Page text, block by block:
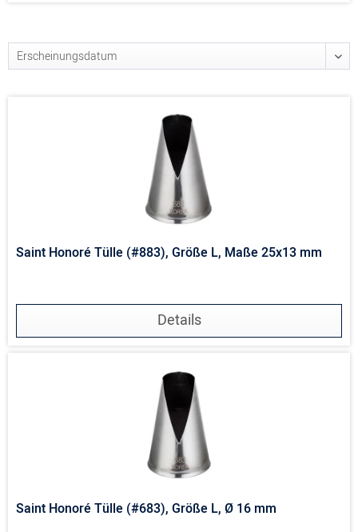
Saint Honoré Tülle (#883), Größe L, Maße 25x13 mm
Details
Saint Honoré Tülle (#683), Größe L, Ø 16 mm